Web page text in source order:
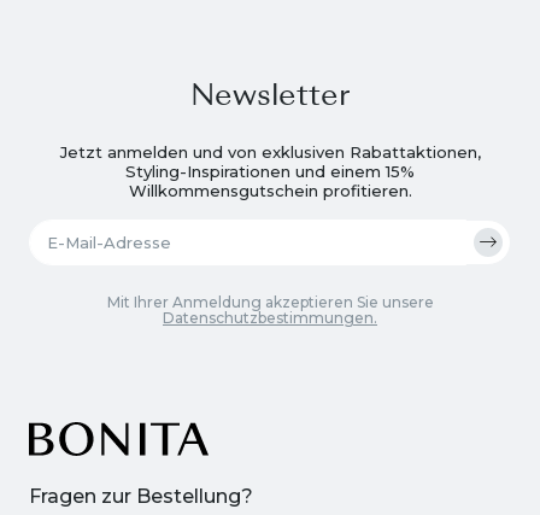
Fragen zur Bestellung?
Newsletter
Jetzt anmelden und von exklusiven Rabattaktionen,
Styling-Inspirationen und einem 15%
Willkommensgutschein profitieren.
Mit Ihrer Anmeldung akzeptieren Sie unsere
Datenschutzbestimmungen.